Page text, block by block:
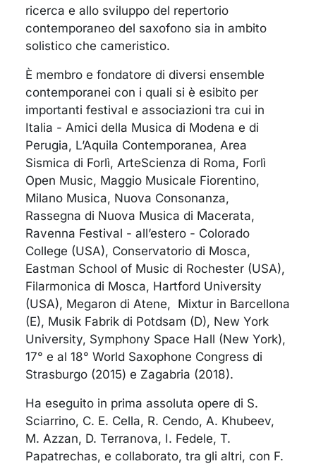
ricerca e allo sviluppo del repertorio
contemporaneo del saxofono sia in ambito
solistico che cameristico.
È membro e fondatore di diversi ensemble
contemporanei con i quali si è esibito per
importanti festival e associazioni tra cui in
Italia - Amici della Musica di Modena e di
Perugia, L’Aquila Contemporanea, Area
Sismica di Forlì, ArteScienza di Roma, Forlì
Open Music, Maggio Musicale Fiorentino,
Milano Musica, Nuova Consonanza,
Rassegna di Nuova Musica di Macerata,
Ravenna Festival - all’estero - Colorado
College (USA), Conservatorio di Mosca,
Eastman School of Music di Rochester (USA),
Filarmonica di Mosca, Hartford University
(USA), Megaron di Atene, Mixtur in Barcellona
(E), Musik Fabrik di Potdsam (D), New York
University, Symphony Space Hall (New York),
17° e al 18° World Saxophone Congress di
Strasburgo (2015) e Zagabria (2018).
Ha eseguito in prima assoluta opere di S.
Sciarrino, C. E. Cella, R. Cendo, A. Khubeev,
M. Azzan, D. Terranova, I. Fedele, T.
Papatrechas, e collaborato, tra gli altri, con F.